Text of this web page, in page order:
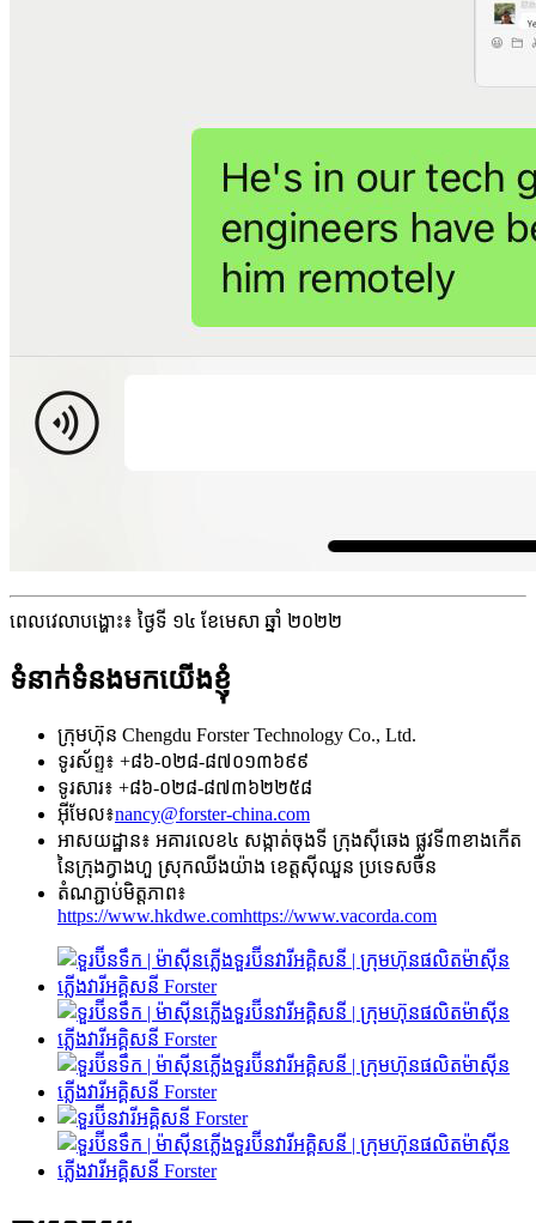
ពេលវេលាបង្ហោះ៖ ថ្ងៃទី ១៤ ខែមេសា ឆ្នាំ ២០២២
ទំនាក់ទំនងមកយើងខ្ញុំ
ក្រុមហ៊ុន Chengdu Forster Technology Co., Ltd.
ទូរស័ព្ទ៖ +៨៦-០២៨-៨៧០១៣៦៩៩
ទូរសារ៖ +៨៦-០២៨-៨៧៣៦២២៥៨
អ៊ីមែល៖nancy@forster-china.com
អាសយដ្ឋាន៖ អគារលេខ៤ សង្កាត់ចុងទី ក្រុងស៊ីឆេង ផ្លូវទី៣ខាងកើត
នៃក្រុងក្វាងហួ ស្រុកឈីងយ៉ាង ខេត្តស៊ីឈួន ប្រទេសចិន
តំណភ្ជាប់មិត្តភាព៖
https://www.hkdwe.comhttps://www.vacorda.com